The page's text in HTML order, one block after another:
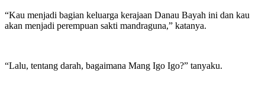
“Kau menjadi bagian keluarga kerajaan Danau Bayah ini dan kau
akan menjadi perempuan sakti mandraguna,” katanya.
“Lalu, tentang darah, bagaimana Mang Igo Igo?” tanyaku.